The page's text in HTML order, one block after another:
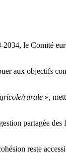
le Comité
aux objectifs
rurale »,
partagée des
reste